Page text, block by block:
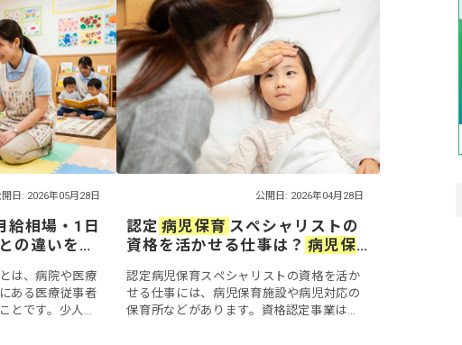
開日: 2026年05月28日
給相場・1日
との違いを解
は、病院や医療
ある医療従事者
とです。少人
公開日: 2026年04月28日
認定 病児保育 スペシャリストの
資格を活かせる仕事は？ 病児保
認定病児保育スペシャリストの資格を活か
せる仕事には、病児保育施設や病児対応の
保育所などがあります。資格認定事業は